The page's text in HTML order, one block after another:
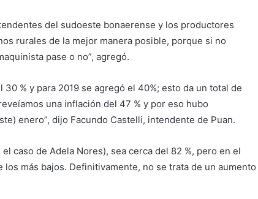
del sudoeste bonaerense y los productores
rurales de la mejor manera posible, porque si no
pase o no”, agregó.
% y para 2019 se agregó el 40%; esto da un total de
una inflación del 47 % y por eso hubo
enero”, dijo Facundo Castelli, intendente de Puan.
caso de Adela Nores), sea cerca del 82 %, pero en el
más bajos. Definitivamente, no se trata de un aumento